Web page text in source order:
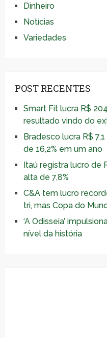
Dinheiro
Notícias
Variedades
POST RECENTES
Smart Fit lucra R$
resultado vindo do
Bradesco lucra R$
de 16,2% em um ano
Itaú registra lucro de
alta de 7,8%
C&A tem lucro
tri, mas Copa do
‘A Odisseia’
nível da história